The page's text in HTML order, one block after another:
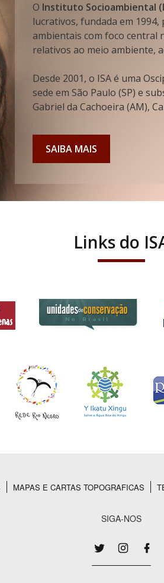
O Instituto Socioambiental
lucrativos, fundada em
ambientais com foco central
relativos ao meio ambiente,
Desde 2001, o ISA é uma
sede em São Paulo (SP) e
Gabriel da Cachoeira (AM),
SAIBA MAIS
Links do
MAPAS E CARTAS TOPOGRAFICAS
SIGA-NOS